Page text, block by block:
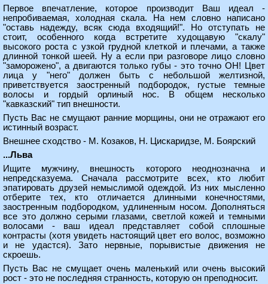
Первое впечатление, которое производит Ваш идеал -
непробиваемая, холодная скала. На нем словно написано
"оставь надежду, всяк сюда входящий!". Но отступать не
стоит, особенного когда встретите худощавую "скалу"
высокого роста с узкой грудной клеткой и плечами, а также
длинной тонкой шеей. Ну а если при разговоре лицо словно
"заморожено", а двигаются только губы - это точно ОН! Цвет
лица у "него" должен быть с небольшой желтизной,
приветствуется заостренный подбородок, густые темные
волосы и гордый орлиный нос. В общем несколько
"кавказский" тип внешности.
Пусть Вас не смущают ранние морщины, они не отражают его
истинный возраст.
Внешнее сходство - М. Козаков, Н. Цискаридзе, М. Боярский
...Льва
Ищите мужчину, внешность которого неоднозначна и
непредсказуема. Сначала рассмотрите всех, кто любит
эпатировать друзей немыслимой одеждой. Из них мысленно
отберите тех, кто отличается длинными конечностями,
заостренным подбородком, удлиненным носом. Дополняться
все это должно серыми глазами, светлой кожей и темными
волосами - ваш идеал представляет собой сплошные
контрасты (хотя увидеть настоящий цвет его волос, возможно
и не удастся). Зато нервные, порывистые движения не
скроешь.
Пусть Вас не смущает очень маленький или очень высокий
рост - это не последняя странность, которую он преподносит.